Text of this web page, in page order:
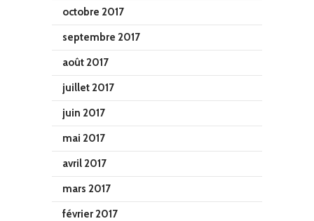
octobre 2017
septembre 2017
août 2017
juillet 2017
juin 2017
mai 2017
avril 2017
mars 2017
février 2017